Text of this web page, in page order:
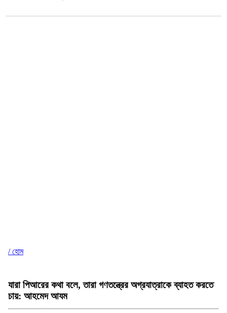
/ হোম
যারা পিআরের কথা বলে, তারা গণতন্ত্রের অগ্রযাত্রাকে ব্যাহত করতে
চায়: আহমেদ আযম